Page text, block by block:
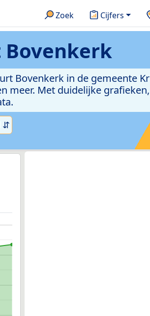
Zoek Cijfers
Bovenkerk in de gemeente
meer. Met duidelijke
⇵